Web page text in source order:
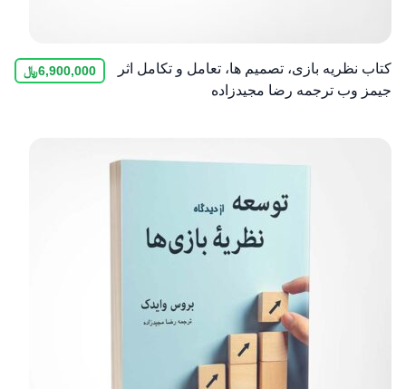
کتاب نظریه بازی، تصمیم ها، تعامل و تکامل اثر
جیمز وب ترجمه رضا مجیدزاده
6,900,000﷼